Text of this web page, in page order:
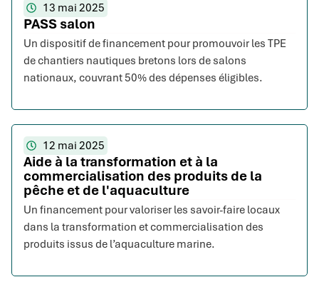
13 mai 2025
PASS salon
Un dispositif de financement pour promouvoir les TPE
de chantiers nautiques bretons lors de salons
nationaux, couvrant 50% des dépenses éligibles.
12 mai 2025
Aide à la transformation et à la
commercialisation des produits de la
pêche et de l'aquaculture
Un financement pour valoriser les savoir-faire locaux
dans la transformation et commercialisation des
produits issus de l’aquaculture marine.